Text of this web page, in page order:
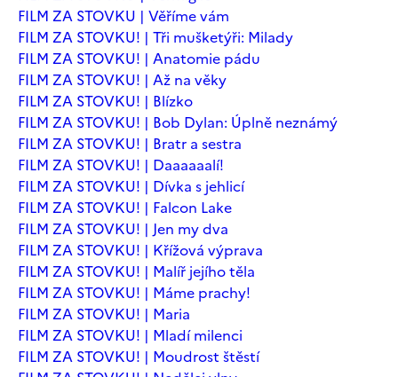
FILM ZA STOVKU | Věříme vám
FILM ZA STOVKU! | Tři mušketýři: Milady
FILM ZA STOVKU! | Anatomie pádu
FILM ZA STOVKU! | Až na věky
FILM ZA STOVKU! | Blízko
FILM ZA STOVKU! | Bob Dylan: Úplně neznámý
FILM ZA STOVKU! | Bratr a sestra
FILM ZA STOVKU! | Daaaaaalí!
FILM ZA STOVKU! | Dívka s jehlicí
FILM ZA STOVKU! | Falcon Lake
FILM ZA STOVKU! | Jen my dva
FILM ZA STOVKU! | Křížová výprava
FILM ZA STOVKU! | Malíř jejího těla
FILM ZA STOVKU! | Máme prachy!
FILM ZA STOVKU! | Maria
FILM ZA STOVKU! | Mladí milenci
FILM ZA STOVKU! | Moudrost štěstí